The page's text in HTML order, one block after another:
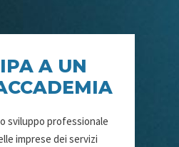
A UN
sviluppo professionale
imprese dei servizi